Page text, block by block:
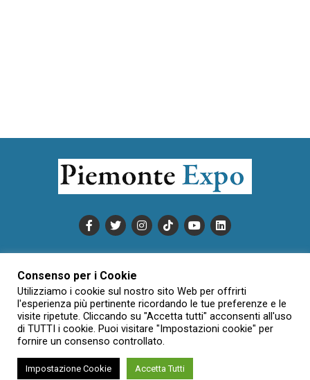
INFORMATIVA SULLA PRIVACY
CONDIZIONI DI UTILIZZO
DATI SOCIETARI
NOVAJO
CREDITS
CONTATTTI
Creative Commons Attribuzione - Non commerciale - Non opere
Consenso per i Cookie
Utilizziamo i cookie sul nostro sito Web per offrirti
l'esperienza più pertinente ricordando le tue preferenze e le
visite ripetute. Cliccando su "Accetta tutti" acconsenti all'uso
di TUTTI i cookie. Puoi visitare "Impostazioni cookie" per
fornire un consenso controllato.
Impostazione Cookie Accetta Tutti